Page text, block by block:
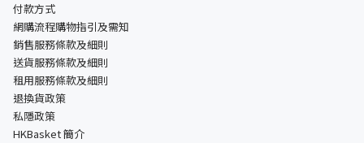
付款方式
網購流程購物指引及需知
銷售服務條款及細則
送貨服務條款及細則
租用服務條款及細則
退換貨政策
私隱政策
HKBasket 簡介